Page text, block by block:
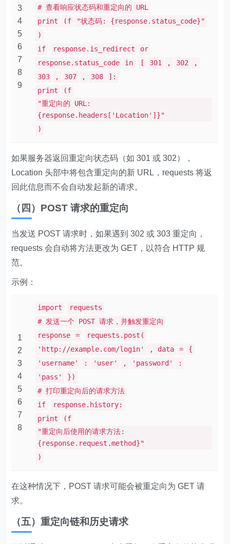
3
4
5
6
7
8
9
# 查看响应状态码和重定向的 URL
print
(f
"状态码: {response.status_code}"
)
if
response.is_redirect
or
response.status_code
in [ 301 , 302
,
303
, 307 , 308
]:
print
(f
"重定向的 URL:
{response.headers['Location']}"
)
如果服务器返回重定向状态码（如 301 或 302），
Location 头部中将包含重定向的新 URL，requests 将返
回此信息而不会自动发起新的请求。
（四）POST 请求的重定向
当发送 POST 请求时，如果遇到 302 或 303 重定向，
requests 会自动将方法更改为 GET，以符合 HTTP 规
范。
示例：
1
2
3
4
5
6
7
8
import
requests
# 发送一个 POST 请求，并触发重定向
response
=
requests.post(
'http://example.com/login'
, data =
{
'username'
: 'user' , 'password'
:
'pass'
})
# 打印重定向后的请求方法
if
response.history:
print
(f
"重定向后使用的请求方法:
{response.request.method}"
)
在这种情况下，POST 请求可能会被重定向为 GET 请
求。
（五）重定向链和历史请求